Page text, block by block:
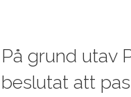
På grund utav
beslutat att